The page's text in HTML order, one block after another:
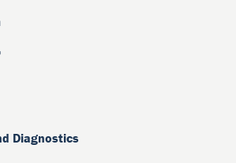
Diagnostics